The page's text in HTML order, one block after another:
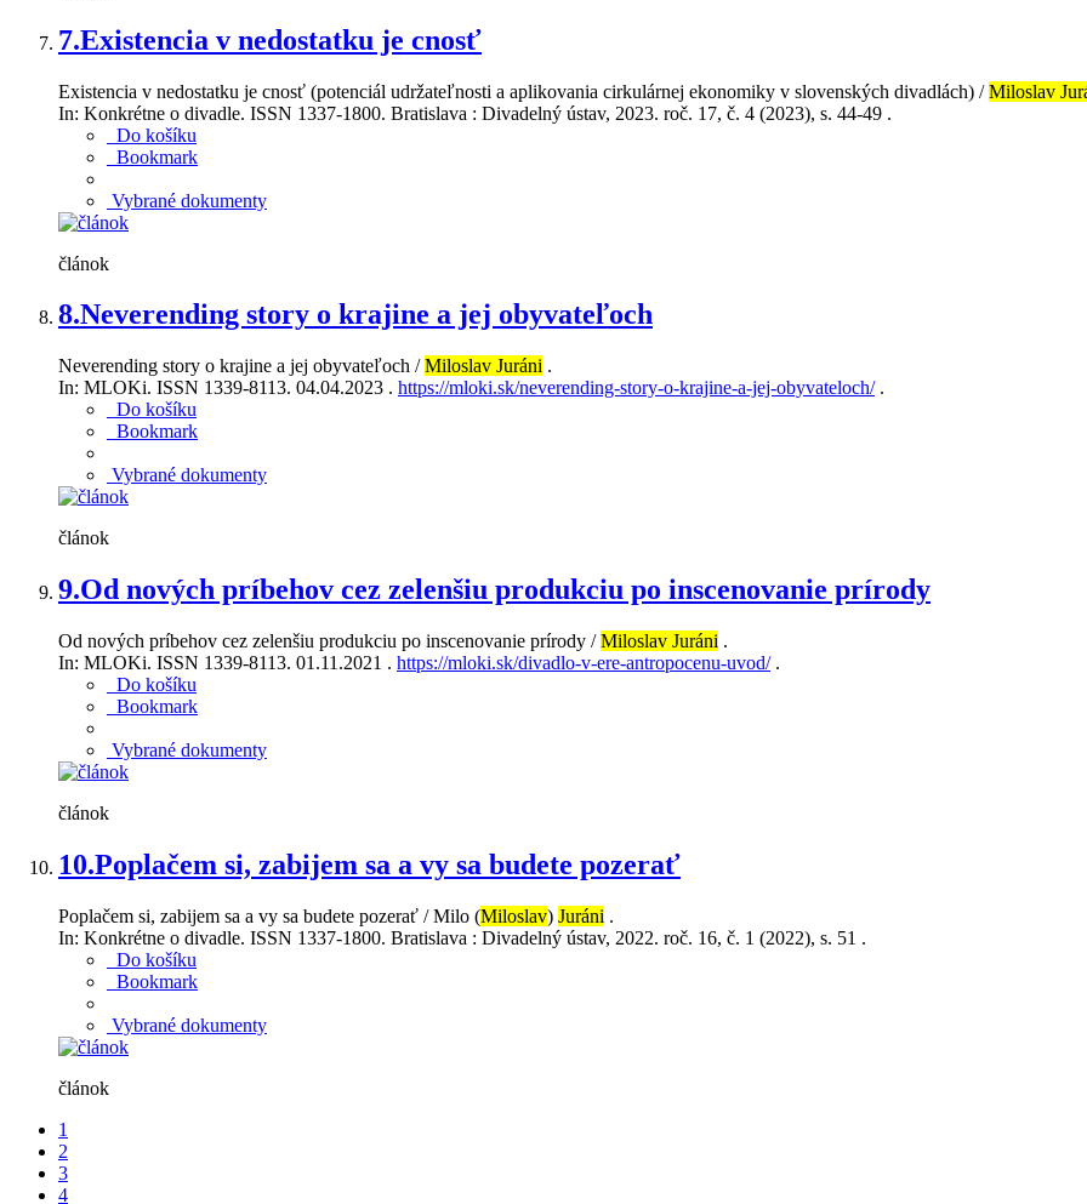
7.Existencia v nedostatku je cnosť
Existencia v nedostatku je cnosť (potenciál udržateľnosti a aplikovania cirkulárnej ekonomiky v slovenských divadlách) /Miloslav
In: Konkrétne o divadle. ISSN 1337-1800. Bratislava : Divadelný ústav, 2023. roč. 17, č. 4 (2023), s. 44-49 .
Do košíku
Bookmark
Vybrané dokumenty
článok
8.Neverending story o krajine a jej obyvateľoch
Neverending story o krajine a jej obyvateľoch /Miloslav Juráni .
In: MLOKi. ISSN 1339-8113. 04.04.2023 . https://mloki.sk/neverending-story-o-krajine-a-jej-obyvateloch/.
Do košíku
Bookmark
Vybrané dokumenty
článok
9.Od nových príbehov cez zelenšiu produkciu po inscenovanie prírody
Od nových príbehov cez zelenšiu produkciu po inscenovanie prírody /Miloslav Juráni .
In: MLOKi. ISSN 1339-8113. 01.11.2021 . https://mloki.sk/divadlo-v-ere-antropocenu-uvod/.
Do košíku
Bookmark
Vybrané dokumenty
článok
10.Poplačem si, zabijem sa a vy sa budete pozerať
Poplačem si, zabijem sa a vy sa budete pozerať / Milo (Miloslav) Juráni .
In: Konkrétne o divadle. ISSN 1337-1800. Bratislava : Divadelný ústav, 2022. roč. 16, č. 1 (2022), s. 51 .
Do košíku
Bookmark
Vybrané dokumenty
článok
1
2
3
4